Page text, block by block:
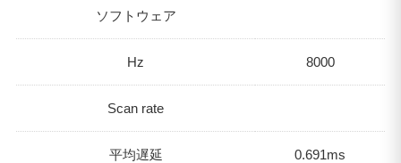
ソフトウェア
Hz 8000
Scan rate
平均遅延 0.691ms